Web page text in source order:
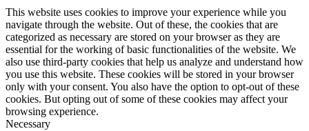
This website uses cookies to improve your experience while you
navigate through the website. Out of these, the cookies that are
categorized as necessary are stored on your browser as they are
essential for the working of basic functionalities of the website. We
also use third-party cookies that help us analyze and understand how
you use this website. These cookies will be stored in your browser
only with your consent. You also have the option to opt-out of these
cookies. But opting out of some of these cookies may affect your
browsing experience.
Necessary